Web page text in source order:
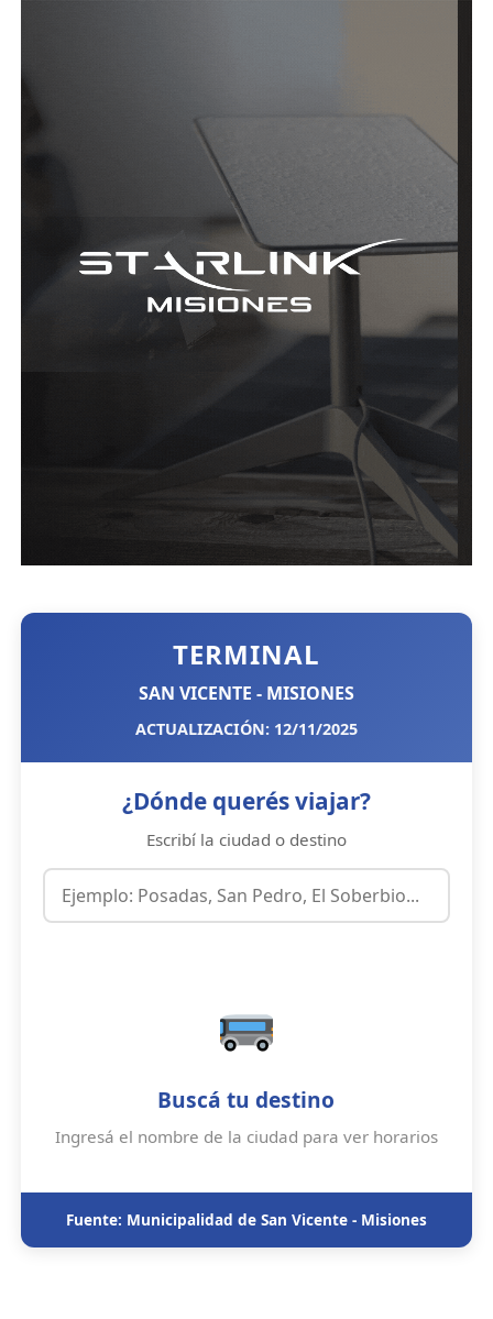
TERMINAL
SAN VICENTE - MISIONES
ACTUALIZACIÓN: 12/11/2025
¿Dónde querés viajar?
Escribí la ciudad o destino
Buscá tu destino
Ingresá el nombre de la ciudad para ver horarios
Fuente: Municipalidad de San Vicente - Misiones